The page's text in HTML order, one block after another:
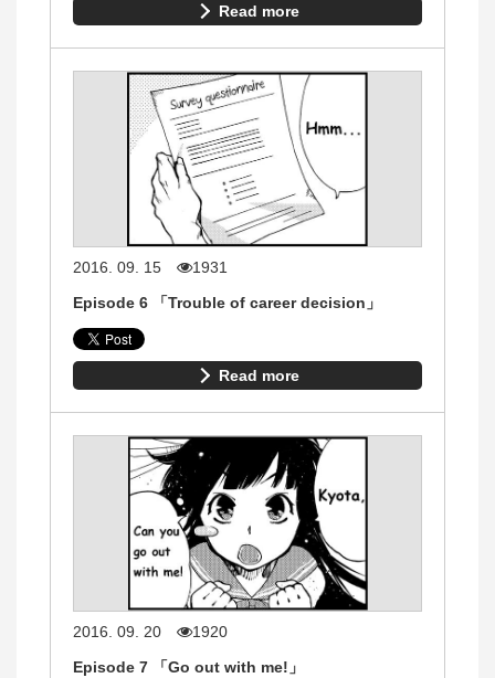
Read more
2016. 09. 15
1931
Episode 6 「Trouble of career decision」
Read more
2016. 09. 20
1920
Episode 7 「Go out with me!」